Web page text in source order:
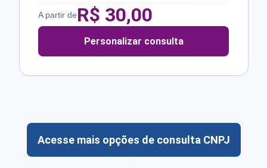
A partir deR$ 30,00
Personalizar consulta
Acesse mais opções de consulta CNPJ